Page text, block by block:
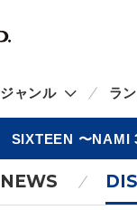
ジャンル ラ
SIXTEEN 〜
NEWS